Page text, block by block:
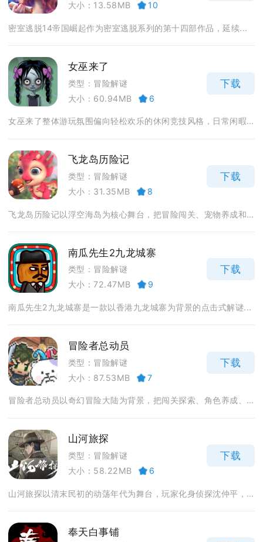
大小：13.58MB 10
密室逃脱14帝国崛起作为密室逃脱系列的第十四部作品，延续...
女巫来了
类型：冒险解谜
大小：60.94MB
6
下载
女巫来了整体游玩氛围偏向轻松欢乐的休闲竞技风格，日常闲暇...
飞龙岛历险记
类型：冒险解谜
大小：31.35MB
8
下载
飞龙岛历险记以浮空海岛为核心舞台，把冒险闯关、宠物养成和...
南瓜先生2九龙城寨
类型：冒险解谜
大小：72.47MB
9
下载
南瓜先生2九龙城寨是一款以香港九龙城寨为背景的点击式解谜...
冒险者总动员
类型：冒险解谜
大小：87.53MB
7
下载
冒险者总动员以奇幻冒险大陆为背景，把闯关探索、角色养成、...
山河旅探
类型：冒险解谜
大小：58.22MB
6
下载
山河旅探以清末民初的动荡年代为舞台，玩家化身侦探沈仲平，...
奉天白事铺